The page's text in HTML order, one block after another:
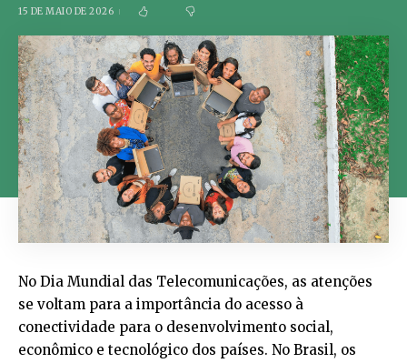
15 DE MAIO DE 2026
No Dia Mundial das Telecomunicações, as atenções
se voltam para a importância do acesso à
conectividade para o desenvolvimento social,
econômico e tecnológico dos países. No Brasil, os